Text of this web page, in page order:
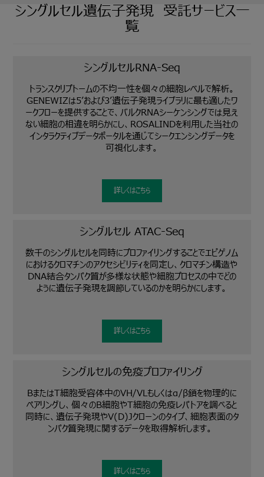
シングルセル遺伝子発現 受託サービス一
覧
シングルセルRNA-Seq
トランスクリプトームの不均一性を個々の細胞レベルで解析。
GENEWIZは5’および3’遺伝子発現ライブラリに最も適したワ
ークフローを提供することで、バルクRNAシーケンシングでは見え
ない細胞の相違を明らかにし、ROSALINDを利用した当社の
インタラクティブデータポータルを通じてシークエンシングデータを
可視化します。
詳しくはこちら
シングルセル ATAC-Seq
数千のシングルセルを同時にプロファイリングすることでエピゲノム
におけるクロマチンのアクセシビリティを同定し、クロマチン構造や
DNA結合タンパク質が多様な状態や細胞プロセスの中でどの
ように遺伝子発現を調節しているのかを明らかにします。
詳しくはこちら
シングルセルの免疫プロファイリング
BまたはT細胞受容体中のVH/VLもしくはα/β鎖を物理的に
ペアリングし、個々のB細胞やT細胞の免疫レパトアを調べると
同時に、遺伝子発現やV(D)Jクローンのタイプ、細胞表面のタ
ンパク質発現に関するデータを取得解析します。
詳しくはこちら